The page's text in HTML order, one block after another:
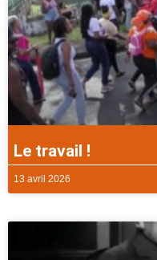
Le travail !
13 avril 2026